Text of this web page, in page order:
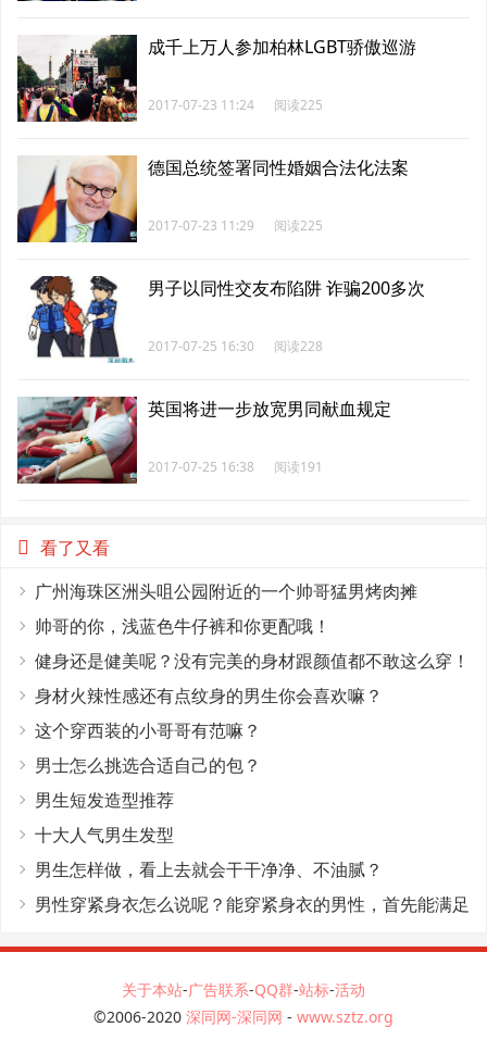
成千上万人参加柏林LGBT骄傲巡游
2017-07-23 11:24 阅读225
德国总统签署同性婚姻合法化法案
2017-07-23 11:29 阅读225
男子以同性交友布陷阱 诈骗200多次
2017-07-25 16:30 阅读228
英国将进一步放宽男同献血规定
2017-07-25 16:38 阅读191
看了又看
广州海珠区洲头咀公园附近的一个帅哥猛男烤肉摊
帅哥的你，浅蓝色牛仔裤和你更配哦！
健身还是健美呢？没有完美的身材跟颜值都不敢这么穿！
身材火辣性感还有点纹身的男生你会喜欢嘛？
这个穿西装的小哥哥有范嘛？
男士怎么挑选合适自己的包？
男生短发造型推荐
十大人气男生发型
男生怎样做，看上去就会干干净净、不油腻？
男性穿紧身衣怎么说呢？能穿紧身衣的男性，首先能满足
关于本站-广告联系-QQ群-站标-活动
©2006-2020 深同网-深同网 - www.sztz.org